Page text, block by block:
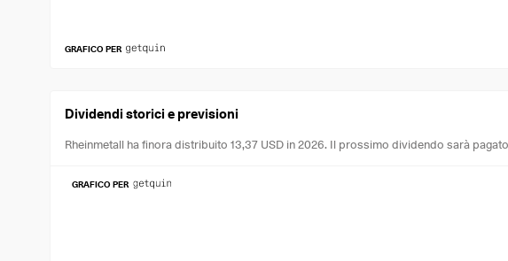
GRAFICO PER
Dividendi storici e previsioni
Rheinmetall ha finora distribuito 13,37 USD in 2026. Il prossimo dividendo sarà
GRAFICO PER